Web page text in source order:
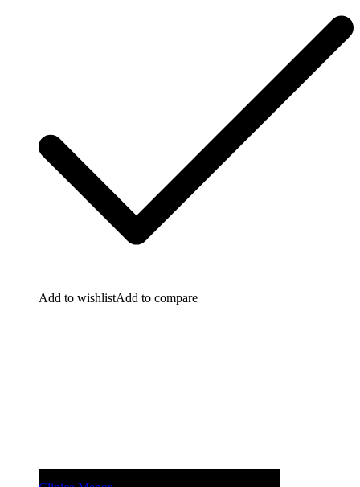
Add to wishlistAdd to compare
Add to wishlistAdd to compare